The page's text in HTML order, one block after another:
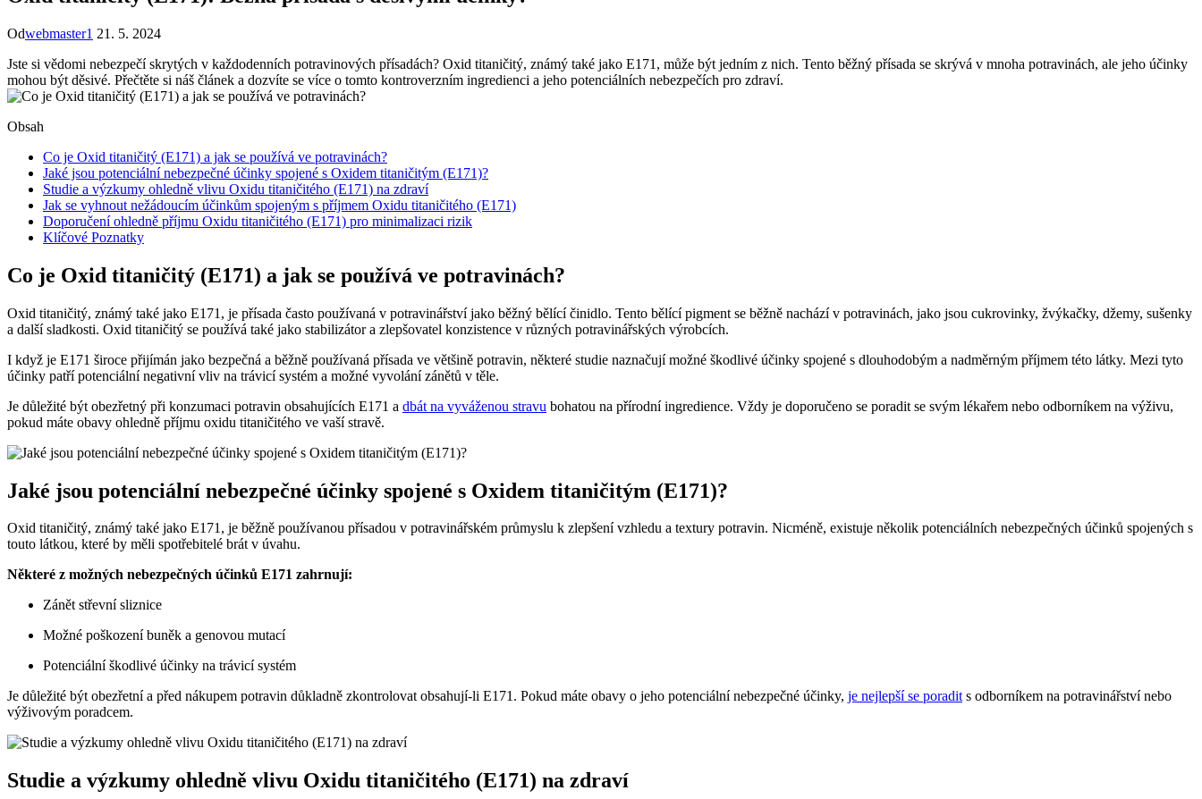
Odwebmaster1 21. 5. 2024
Jste si vědomi nebezpečí skrytých v každodenních potravinových přísadách? Oxid titaničitý, známý také jako E171, může být jedním z nich. Tento běžný přísada se skrývá v mnoha potravinách, ale jeho účinky
mohou být děsivé. Přečtěte si náš článek a dozvíte se více o tomto kontroverzním ingredienci a jeho potenciálních nebezpečích pro zdraví.
Obsah
Co je Oxid titaničitý (E171) a jak se používá ve potravinách?
Jaké jsou potenciální nebezpečné účinky spojené s Oxidem titaničitým (E171)?
Studie a výzkumy ohledně vlivu Oxidu titaničitého (E171) na zdraví
Jak se vyhnout nežádoucím účinkům spojeným s příjmem Oxidu titaničitého (E171)
Doporučení ohledně příjmu Oxidu titaničitého (E171) pro minimalizaci rizik
Klíčové Poznatky
Co je Oxid titaničitý (E171) a jak se používá ve potravinách?
Oxid titaničitý, známý také jako E171, je přísada často používaná v potravinářství jako běžný bělící činidlo. Tento bělící pigment se běžně nachází v potravinách, jako jsou cukrovinky, žvýkačky, džemy, sušenky
a další sladkosti. Oxid titaničitý se používá také jako stabilizátor a zlepšovatel konzistence v různých potravinářských výrobcích.
I když je E171 široce přijímán jako bezpečná a běžně používaná přísada ve většině potravin, některé studie naznačují možné škodlivé účinky spojené s dlouhodobým a nadměrným příjmem této látky. Mezi tyto
účinky patří potenciální negativní vliv na trávicí systém a možné vyvolání zánětů v těle.
Je důležité být obezřetný při konzumaci potravin obsahujících E171 a dbát na vyváženou stravu bohatou na přírodní ingredience. Vždy je doporučeno se poradit se svým lékařem nebo odborníkem na výživu,
pokud máte obavy ohledně příjmu oxidu titaničitého ve vaší stravě.
Jaké jsou potenciální nebezpečné účinky spojené s Oxidem titaničitým (E171)?
Oxid titaničitý, známý také jako E171, je běžně používanou přísadou v potravinářském průmyslu k zlepšení vzhledu a textury potravin. Nicméně, existuje několik potenciálních nebezpečných účinků spojených s
touto látkou, které by měli spotřebitelé brát v úvahu.
Některé z možných nebezpečných účinků E171 zahrnují:
Zánět střevní sliznice
Možné poškození buněk a genovou mutací
Potenciální škodlivé účinky na trávicí systém
Je důležité být obezřetní a před nákupem potravin důkladně zkontrolovat obsahují-li E171. Pokud máte obavy o jeho potenciální nebezpečné účinky, je nejlepší se poradits odborníkem na potravinářství nebo
výživovým poradcem.
Studie a výzkumy ohledně vlivu Oxidu titaničitého (E171) na zdraví